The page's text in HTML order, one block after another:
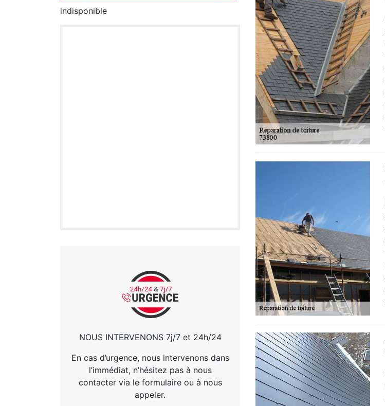
indisponible
NOUS INTERVENONS 7j/7 et 24h/24
En cas d’urgence, nous intervenons dans
l’immédiat, n’hésitez pas à nous
contacter via le formulaire ou à nous
appeler.